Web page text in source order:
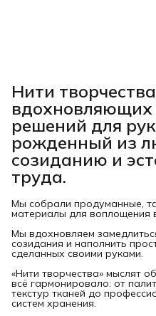
Нити творчества
вдохновляющих
решений для
рожденный из
созиданию и
труда.
Мы собрали продуманные,
материалы для воплощения
Мы вдохновляем
созидания и наполнить
сделанных своими руками.
«Нити творчества» мыслят
всё гармонировало: от
текстур тканей до
систем хранения.